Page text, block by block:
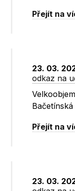
Přejít na
23. 03.
odkaz na
Bačetínská
Přejít na
23. 03.